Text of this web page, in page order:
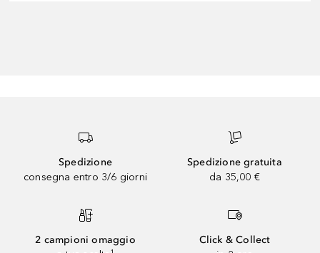
Spedizione
consegna entro 3/6 giorni
Spedizione gratuita
da 35,00 €
2 campioni omaggio
Click & Collect